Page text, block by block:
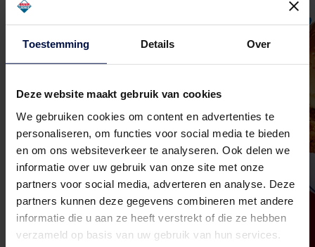
Toestemming Details Over
Deze website maakt gebruik van cookies
We gebruiken cookies om content en advertenties te
personaliseren, om functies voor social media te bieden
en om ons websiteverkeer te analyseren. Ook delen we
informatie over uw gebruik van onze site met onze
partners voor social media, adverteren en analyse. Deze
partners kunnen deze gegevens combineren met andere
informatie die u aan ze heeft verstrekt of die ze hebben
verzameld op basis van uw gebruik van hun services.